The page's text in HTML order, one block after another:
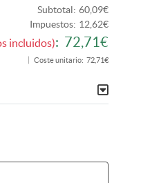
Subtotal: 60,09€
Impuestos: 12,62€
incluidos): 72,71€
Coste unitario: 72,71€